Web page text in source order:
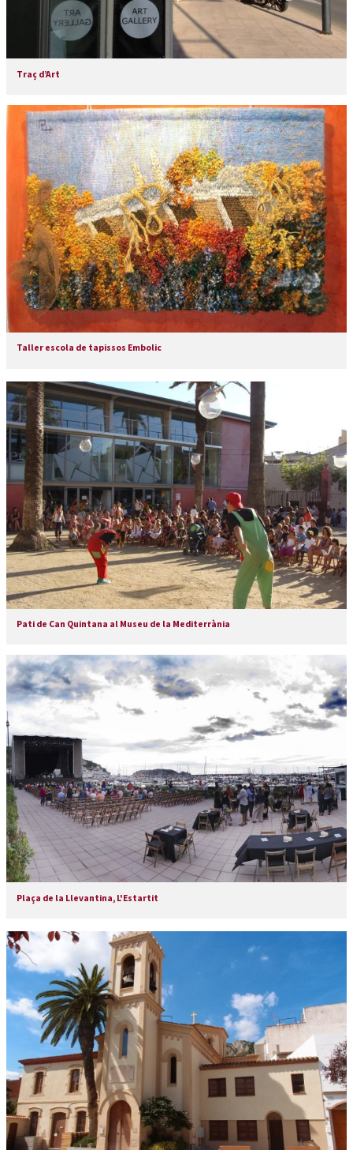
Traç d’Art
Taller escola de tapissos Embolic
Pati de Can Quintana al Museu de la Mediterrània
Plaça de la Llevantina, L'Estartit